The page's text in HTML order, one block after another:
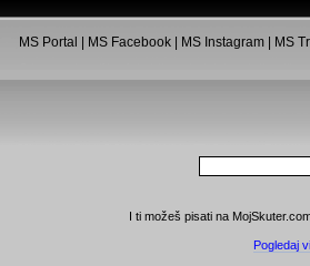
MS Portal MS Facebook| MS Instagram| MS
I ti možeš pisati na
Pogledaj